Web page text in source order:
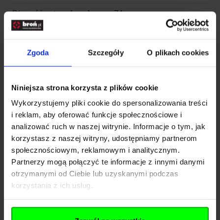
Zgoda Szczegóły O plikach cookies
Niniejsza strona korzysta z plików cookie
Wykorzystujemy pliki cookie do spersonalizowania treści
i reklam, aby oferować funkcje społecznościowe i
analizować ruch w naszej witrynie. Informacje o tym, jak
korzystasz z naszej witryny, udostępniamy partnerom
społecznościowym, reklamowym i analitycznym.
Partnerzy mogą połączyć te informacje z innymi danymi
otrzymanymi od Ciebie lub uzyskanymi podczas
korzystania z ich usług.
lub o krawędź kieszeni oraz zestaw dziewięciu
bitów (wkrętaków).
Funkcje:
3. Przecinak do drutu twardego (wymienny)
5. Przyrząd do zdejmowania izolacji
6. Ostrze nożowe gładkie ze stali nierdzewnej
S30V (otwierane jedną ręką)
7. Ostrze nożowe ząbkowane ze stali nierdzewnej
420HC (otwierane jedną ręką)
8. Piła do drewna
Długość ostrza [mm]
74
Stal ostrza
Długość złożony (mm)
Od 81 do 100
Funkcje
do drutu, obciskacz do
zdejmowania izolacji,
gniazdo na bity,
nożyczki, piła, otwieracz
do puszek, otwieracz do
kapsli, miarka, ostrze
gładkie, ostrze
ząbkowane, śrubokręt